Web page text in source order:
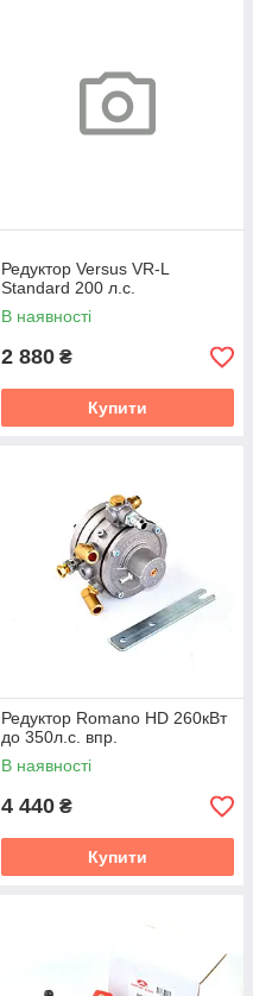
Редуктор Versus VR-L
Standard 200 л.с.
В наявності
2 880 ₴
Купити
Редуктор Romano HD 260кВт
до 350л.с. впр.
В наявності
4 440 ₴
Купити